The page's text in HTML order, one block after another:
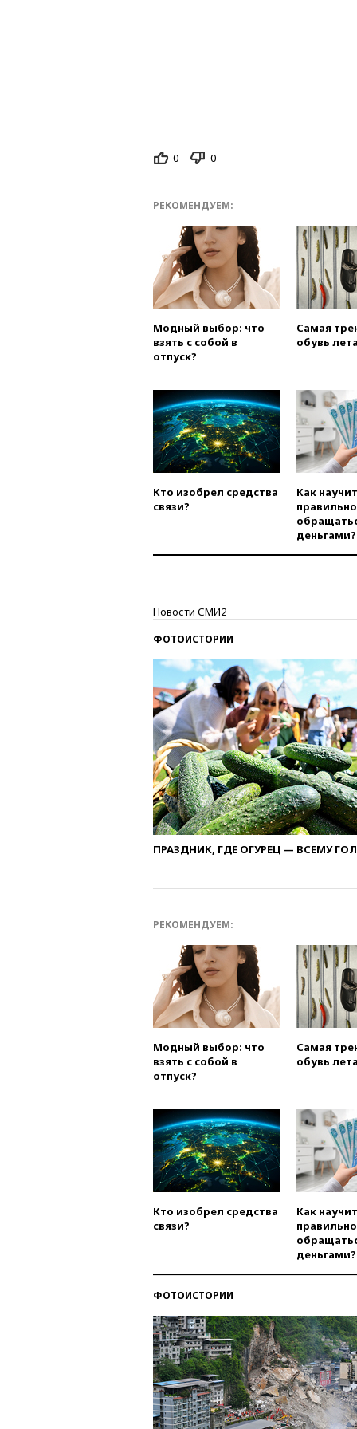
0 0
РЕКОМЕНДУЕМ:
Модный выбор: что
взять с собой в
отпуск?
Самая
обувь
Кто изобрел средства
связи?
Как
правильно
деньгами?
Новости СМИ2
ФОТОИСТОРИИ
ПРАЗДНИК, ГДЕ ОГУРЕЦ — ВСЕМУ
РЕКОМЕНДУЕМ:
Модный выбор: что
взять с собой в
отпуск?
Самая
обувь
Кто изобрел средства
связи?
Как
правильно
деньгами?
ФОТОИСТОРИИ